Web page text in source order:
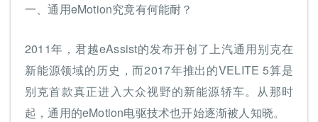
一、通用eMotion究竟有何能耐？
2011年，君越eAssist的发布开创了上汽通用别克在
新能源领域的历史，而2017年推出的VELITE 5算是
别克首款真正进入大众视野的新能源轿车。从那时
起，通用的eMotion电驱技术也开始逐渐被人知晓。